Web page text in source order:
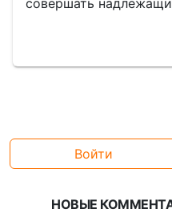
совершать
Войти
НОВЫЕ